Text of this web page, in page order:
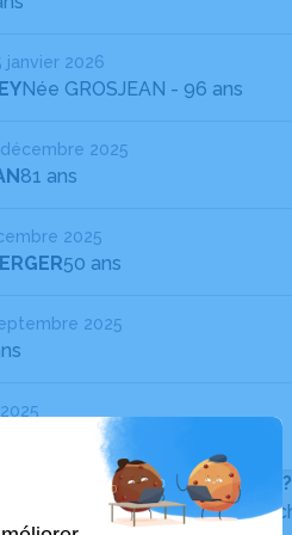
janvier 2026
Née GROSJEAN - 96 ans
2025
81 ans
2025
50 ans
2025
l’avis de décès recherché ?
utilisez la barre de